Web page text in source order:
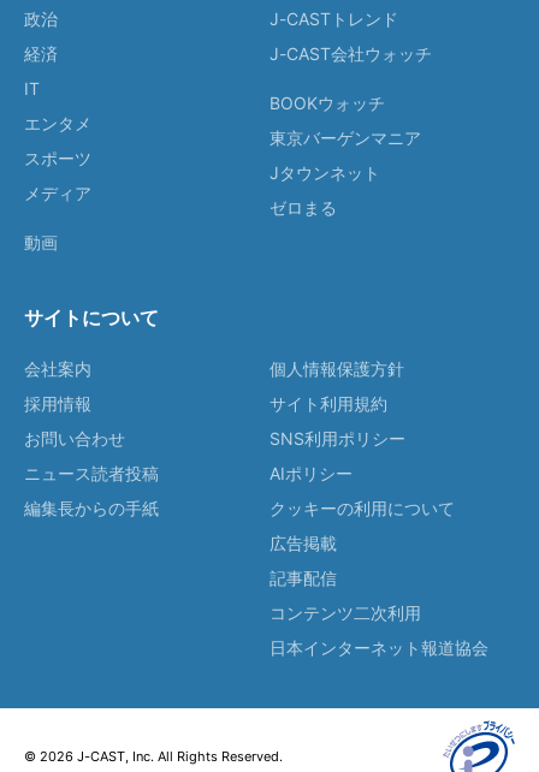
政治
経済
IT
エンタメ
スポーツ
メディア
動画
J-CASTトレンド
J-CAST会社ウォッチ
BOOKウォッチ
東京バーゲンマニア
Jタウンネット
ゼロまる
サイトについて
会社案内
採用情報
お問い合わせ
ニュース読者投稿
編集長からの手紙
個人情報保護方針
サイト利用規約
SNS利用ポリシー
AIポリシー
クッキーの利用について
広告掲載
記事配信
コンテンツ二次利用
日本インターネット報道協会
© 2026 J-CAST, Inc. All Rights Reserved.